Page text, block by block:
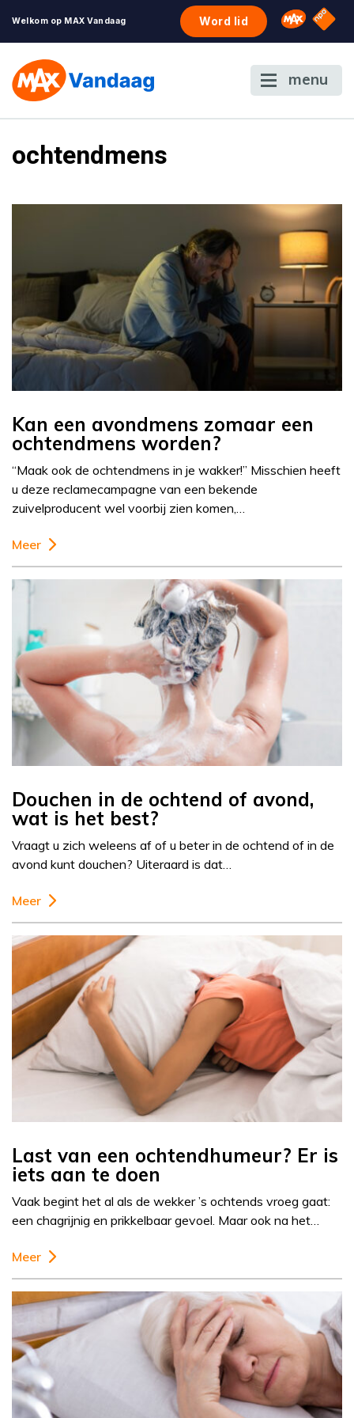
Welkom op MAX Vandaag Word lid Omroep
NPO
menu
ochtendmens
Kan een avondmens zomaar een
ochtendmens worden?
“Maak ook de ochtendmens in je wakker!” Misschien heeft
u deze reclamecampagne van een bekende
zuivelproducent wel voorbij zien komen,…
Meer
Douchen in de ochtend of avond,
wat is het best?
Vraagt u zich weleens af of u beter in de ochtend of in de
avond kunt douchen? Uiteraard is dat…
Meer
Last van een ochtendhumeur? Er is
iets aan te doen
Vaak begint het al als de wekker ’s ochtends vroeg gaat:
een chagrijnig en prikkelbaar gevoel. Maar ook na het…
Meer